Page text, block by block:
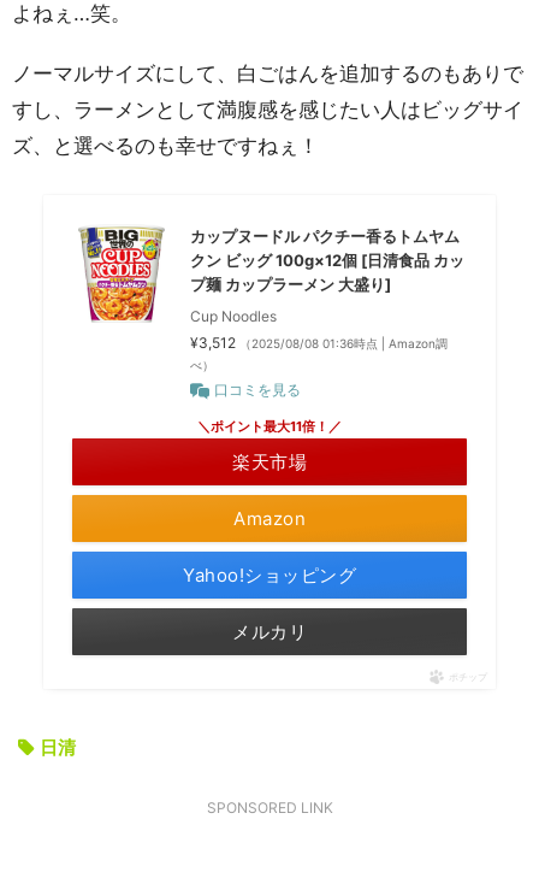
よねぇ…笑。
ノーマルサイズにして、白ごはんを追加するのもありで
すし、ラーメンとして満腹感を感じたい人はビッグサイ
ズ、と選べるのも幸せですねぇ！
カップヌードル パクチー香るトムヤム
クン ビッグ 100g×12個 [日清食品 カッ
プ麺 カップラーメン 大盛り]
Cup Noodles
¥3,512
（2025/08/08 01:36時点 | Amazon調
べ）
口コミを見る
Amazon
＼ポイント最大11倍！／
楽天市場
Yahoo!ショッピング
メルカリ
ポチップ
日清
SPONSORED LINK